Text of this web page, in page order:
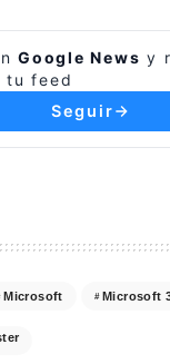
Google News y
tu feed
Seguir
Microsoft Microsoft